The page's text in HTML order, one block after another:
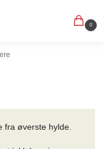
0
fra øverste hylde.